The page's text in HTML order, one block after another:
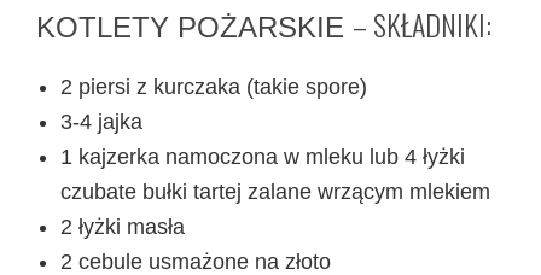
KOTLETY POŻARSKIE – SKŁADNIKI:
2 piersi z kurczaka (takie spore)
3-4 jajka
1 kajzerka namoczona w mleku lub 4 łyżki
czubate bułki tartej zalane wrzącym mlekiem
2 łyżki masła
2 cebule usmażone na złoto